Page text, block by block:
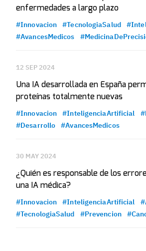
enfermedades a largo plazo
#Innovacion #TecnologiaSalud
#AvancesMedicos
12 SEP 2024
Una IA desarrollada en España
proteínas totalmente nuevas
#Innovacion #InteligenciaArtificial
#Desarrollo
#AvancesMedicos
30 MAY 2024
¿Quién es responsable de los
una IA médica?
#Innovacion #InteligenciaArtificial
#TecnologiaSalud
#Prevencion